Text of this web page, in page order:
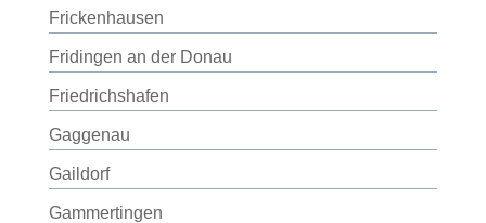
Frickenhausen
Fridingen an der Donau
Friedrichshafen
Gaggenau
Gaildorf
Gammertingen